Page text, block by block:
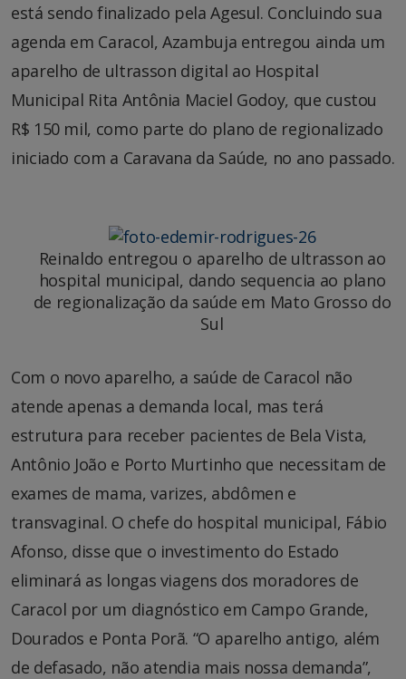
está sendo finalizado pela Agesul. Concluindo sua
agenda em Caracol, Azambuja entregou ainda um
aparelho de ultrasson digital ao Hospital
Municipal Rita Antônia Maciel Godoy, que custou
R$ 150 mil, como parte do plano de regionalizado
iniciado com a Caravana da Saúde, no ano passado.
Reinaldo entregou o aparelho de ultrasson ao
hospital municipal, dando sequencia ao plano
de regionalização da saúde em Mato Grosso do
Sul
Com o novo aparelho, a saúde de Caracol não
atende apenas a demanda local, mas terá
estrutura para receber pacientes de Bela Vista,
Antônio João e Porto Murtinho que necessitam de
exames de mama, varizes, abdômen e
transvaginal. O chefe do hospital municipal, Fábio
Afonso, disse que o investimento do Estado
eliminará as longas viagens dos moradores de
Caracol por um diagnóstico em Campo Grande,
Dourados e Ponta Porã. “O aparelho antigo, além
de defasado, não atendia mais nossa demanda”,